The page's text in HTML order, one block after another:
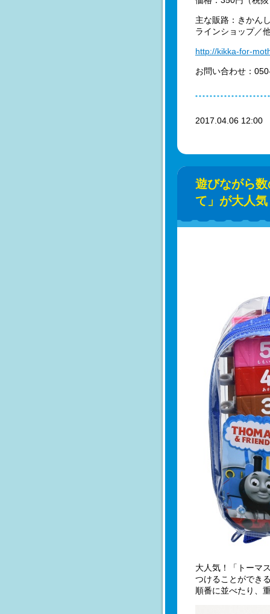
主な販路：きかん
ラインショップ／
http://kikka-for-
お問い合わせ：
2017.04.06
遊びながら
て」が大人気
大人気！「トーマ
つけることができ
順番に並べたり、